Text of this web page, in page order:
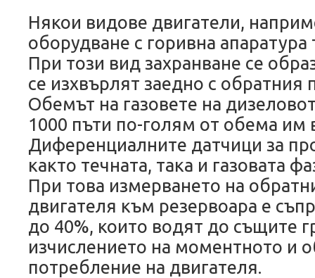
Някои видове двигатели,
оборудване с горивна
При този вид захранване се
се изхвърлят заедно с обратния
Обемът на газовете на
1000 пъти по-голям от обема им
Диференциалните датчици за
както течната, така и газовата
При това измерването на
двигателя към резервоара е
до 40%, които водят до същите
изчислението на моментното и
потребление на двигателя.